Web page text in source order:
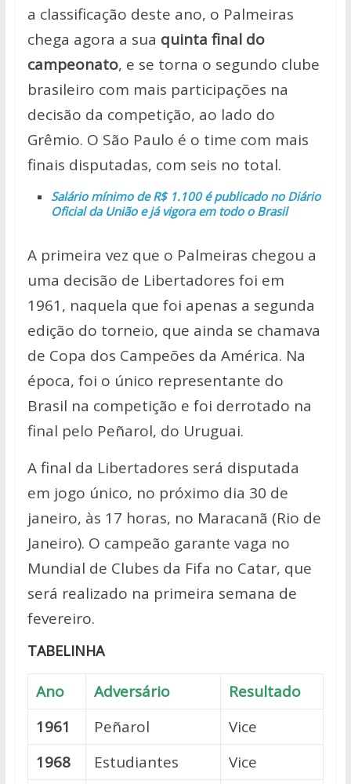
a classificação deste ano, o Palmeiras
chega agora a sua quinta final do
campeonato, e se torna o segundo clube
brasileiro com mais participações na
decisão da competição, ao lado do
Grêmio. O São Paulo é o time com mais
finais disputadas, com seis no total.
Salário mínimo de R$ 1.100 é publicado no Diário
Oficial da União e já vigora em todo o Brasil
A primeira vez que o Palmeiras chegou a
uma decisão de Libertadores foi em
1961, naquela que foi apenas a segunda
edição do torneio, que ainda se chamava
de Copa dos Campeões da América. Na
época, foi o único representante do
Brasil na competição e foi derrotado na
final pelo Peñarol, do Uruguai.
A final da Libertadores será disputada
em jogo único, no próximo dia 30 de
janeiro, às 17 horas, no Maracanã (Rio de
Janeiro). O campeão garante vaga no
Mundial de Clubes da Fifa no Catar, que
será realizado na primeira semana de
fevereiro.
TABELINHA
Ano Adversário
Resultado
1961
Peñarol
Vice
1968
Estudiantes Vice